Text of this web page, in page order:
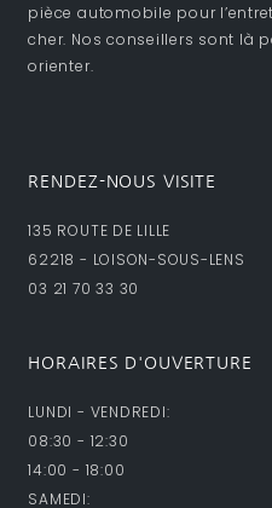
pièce automobile pour
cher. Nos conseillers sont là
orienter.
RENDEZ-NOUS VISITE
135 ROUTE DE LILLE
62218 - LOISON-SOUS-LENS
03 21 70 33 30
HORAIRES D'OUVERTURE
LUNDI - VENDREDI:
08:30 - 12:30
14:00 - 18:00
SAMEDI: